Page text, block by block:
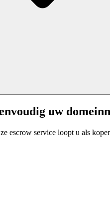
uw
escrow service loopt u als